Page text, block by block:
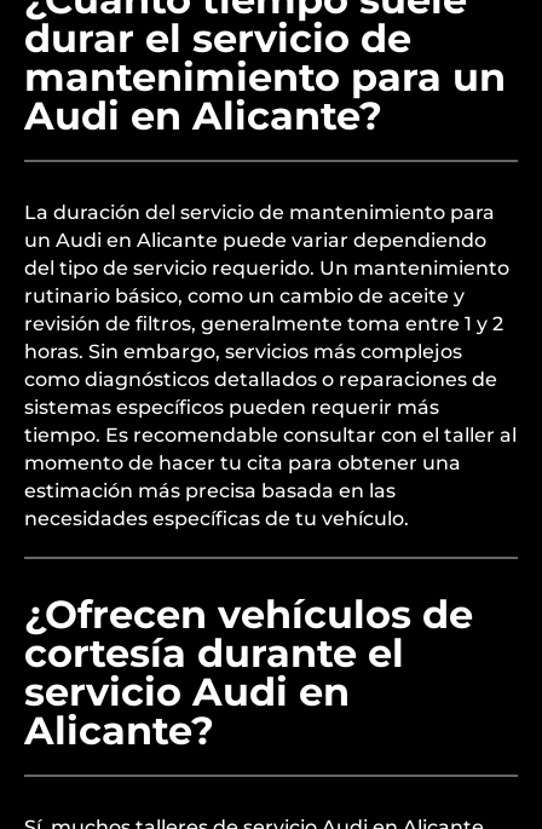
durar el servicio de
mantenimiento para un
Audi en Alicante?
La duración del servicio de mantenimiento para
un Audi en Alicante puede variar dependiendo
del tipo de servicio requerido. Un mantenimiento
rutinario básico, como un cambio de aceite y
revisión de filtros, generalmente toma entre 1 y 2
horas. Sin embargo, servicios más complejos
como diagnósticos detallados o reparaciones de
sistemas específicos pueden requerir más
tiempo. Es recomendable consultar con el taller al
momento de hacer tu cita para obtener una
estimación más precisa basada en las
necesidades específicas de tu vehículo.
¿Ofrecen vehículos de
cortesía durante el
servicio Audi en
Alicante?